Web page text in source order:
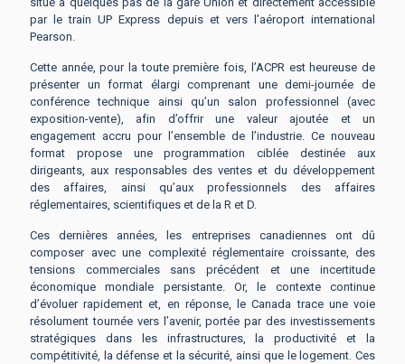
par le train UP Express depuis et vers l’aéroport international
Pearson.
Cette année, pour la toute première fois, l’ACPR est heureuse de
présenter un format élargi comprenant une demi-journée de
conférence technique ainsi qu’un salon professionnel (avec
exposition-vente), afin d’offrir une valeur ajoutée et un
engagement accru pour l’ensemble de l’industrie. Ce nouveau
format propose une programmation ciblée destinée aux
dirigeants, aux responsables des ventes et du développement
des affaires, ainsi qu’aux professionnels des affaires
réglementaires, scientifiques et de la R et D.
Ces dernières années, les entreprises canadiennes ont dû
composer avec une complexité réglementaire croissante, des
tensions commerciales sans précédent et une incertitude
économique mondiale persistante. Or, le contexte continue
d’évoluer rapidement et, en réponse, le Canada trace une voie
résolument tournée vers l’avenir, portée par des investissements
stratégiques dans les infrastructures, la productivité et la
compétitivité, la défense et la sécurité, ainsi que le logement. Ces